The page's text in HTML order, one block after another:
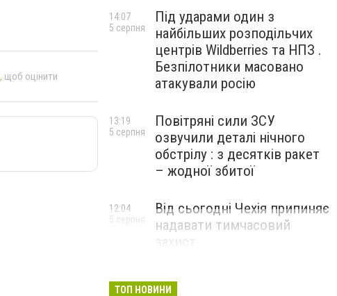
, щоб оцінити
Під ударами один з
найбільших розподільчих
центрів Wildberries та НПЗ .
Безпілотники масовано
атакували росію
14:07
5 серпня
Повітряні сили ЗСУ
озвучили деталі нічного
обстрілу : з десятків ракет
– жодної збитої
13:19
5 серпня
Від сьогодні Чехія припиняє
надавати тимчасовий
12:04
5 серпня
ТОП НОВИНИ